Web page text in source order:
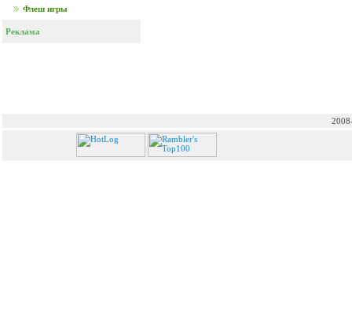
Флеш игры
Реклама